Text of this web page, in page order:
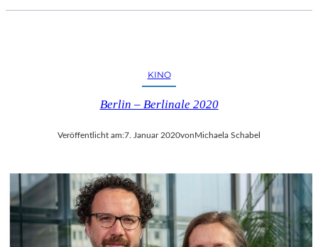
KINO
Berlin – Berlinale 2020
Veröffentlicht am:7. Januar 2020vonMichaela Schabel